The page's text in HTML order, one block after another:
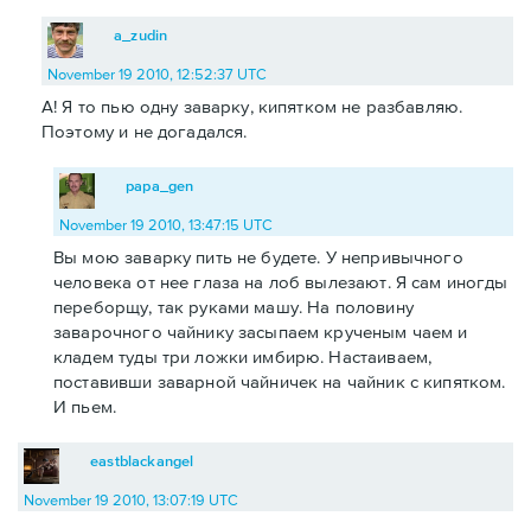
a_zudin
November 19 2010, 12:52:37 UTC
А! Я то пью одну заварку, кипятком не разбавляю.
Поэтому и не догадался.
papa_gen
November 19 2010, 13:47:15 UTC
Вы мою заварку пить не будете. У непривычного
человека от нее глаза на лоб вылезают. Я сам иногды
переборщу, так руками машу. На половину
заварочного чайнику засыпаем крученым чаем и
кладем туды три ложки имбирю. Настаиваем,
поставивши заварной чайничек на чайник с кипятком.
И пьем.
eastblackangel
November 19 2010, 13:07:19 UTC